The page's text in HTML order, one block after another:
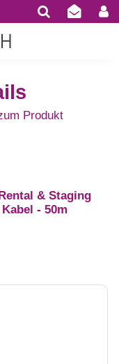
Produkt
& Staging
- 50m